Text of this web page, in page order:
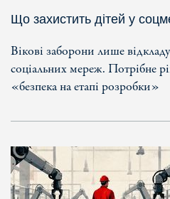
Що захистить дітей у
Вікові заборони лише
соціальних мереж. Потрібне
«безпека на етапі розробки»